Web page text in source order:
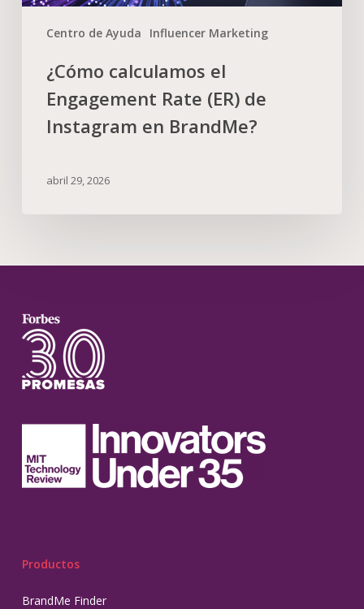
Centro de Ayuda Influencer Marketing
¿Cómo calculamos el
Engagement Rate (ER) de
Instagram en BrandMe?
abril 29, 2026
Productos
BrandMe Finder